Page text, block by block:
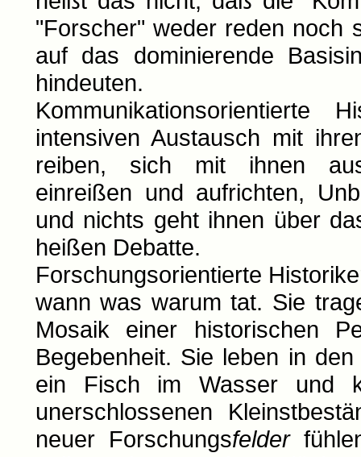
"Forscher" weder reden noch
auf das dominierende
hindeuten.
intensiven Austausch mit
reiben, sich mit ihnen
einreißen und aufrichten,
und nichts geht ihnen über
heißen Debatte.
Forschungsorientierte
wann was warum tat. Sie
Mosaik einer historischen
Begebenheit. Sie leben in
ein Fisch im Wasser und
unerschlossenen
neuer Forschungsfelder